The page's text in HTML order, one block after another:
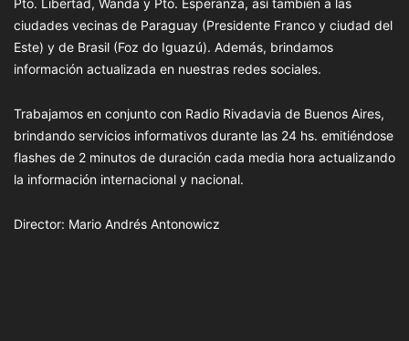
ciudades vecinas de Paraguay (Presidente Franco y ciudad del
Este) y de Brasil (Foz do Iguazú). Además, brindamos
información actualizada en nuestras redes sociales.
Trabajamos en conjunto con Radio Rivadavia de Buenos Aires,
brindando servicios informativos durante las 24 hs. emitiéndose
flashes de 2 minutos de duración cada media hora actualizando
la información internacional y nacional.
Director: Mario Andrés Antonowicz